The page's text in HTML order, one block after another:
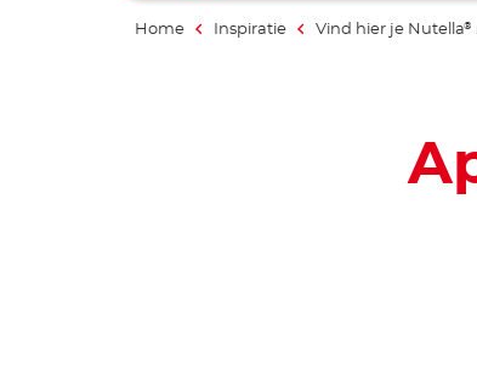
Home Inspiratie Vind hier je Nutella®